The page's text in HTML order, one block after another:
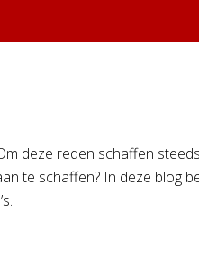
deze reden schaffen
te schaffen? In deze blog